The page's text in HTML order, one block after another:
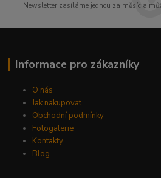
Newsletter zasíláme jednou za měsíc a
Informace pro zákazníky
O nás
Jak nakupovat
Obchodní podmínky
Fotogalerie
Kontakty
Blog